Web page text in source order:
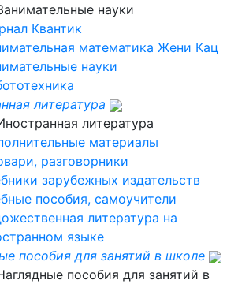
науки
Квантик
математика Жени Кац
науки
литература
литература
материалы
разговорники
зарубежных издательств
пособия, самоучители
литература на
языке
пособия для занятий в школе
пособия для занятий в